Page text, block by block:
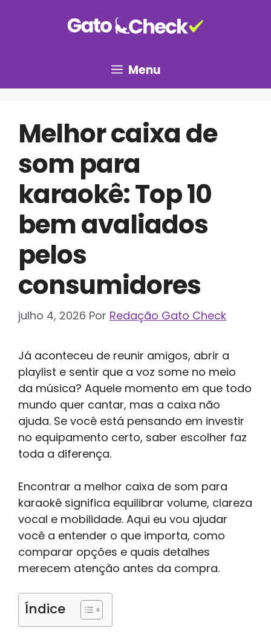
Menu
Melhor caixa de
som para
karaokê: Top 10
bem avaliados
pelos
consumidores
julho 4, 2026 Por Redação Gato Check
Já aconteceu de reunir amigos, abrir a
playlist e sentir que a voz some no meio
da música? Aquele momento em que todo
mundo quer cantar, mas a caixa não
ajuda. Se você está pensando em investir
no equipamento certo, saber escolher faz
toda a diferença.
Encontrar a melhor caixa de som para
karaokê significa equilibrar volume, clareza
vocal e mobilidade. Aqui eu vou ajudar
você a entender o que importa, como
comparar opções e quais detalhes
merecem atenção antes da compra.
Índice